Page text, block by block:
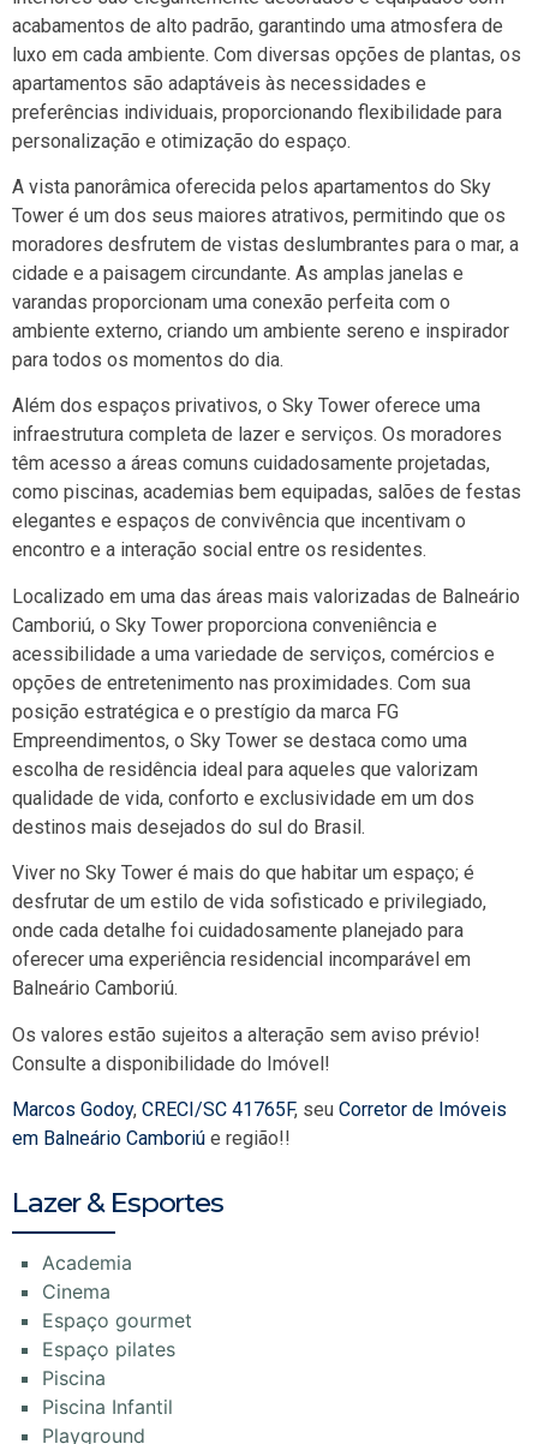
acabamentos de alto padrão, garantindo uma atmosfera de
luxo em cada ambiente. Com diversas opções de plantas, os
apartamentos são adaptáveis às necessidades e
preferências individuais, proporcionando flexibilidade para
personalização e otimização do espaço.
A vista panorâmica oferecida pelos apartamentos do Sky
Tower é um dos seus maiores atrativos, permitindo que os
moradores desfrutem de vistas deslumbrantes para o mar, a
cidade e a paisagem circundante. As amplas janelas e
varandas proporcionam uma conexão perfeita com o
ambiente externo, criando um ambiente sereno e inspirador
para todos os momentos do dia.
Além dos espaços privativos, o Sky Tower oferece uma
infraestrutura completa de lazer e serviços. Os moradores
têm acesso a áreas comuns cuidadosamente projetadas,
como piscinas, academias bem equipadas, salões de festas
elegantes e espaços de convivência que incentivam o
encontro e a interação social entre os residentes.
Localizado em uma das áreas mais valorizadas de Balneário
Camboriú, o Sky Tower proporciona conveniência e
acessibilidade a uma variedade de serviços, comércios e
opções de entretenimento nas proximidades. Com sua
posição estratégica e o prestígio da marca FG
Empreendimentos, o Sky Tower se destaca como uma
escolha de residência ideal para aqueles que valorizam
qualidade de vida, conforto e exclusividade em um dos
destinos mais desejados do sul do Brasil.
Viver no Sky Tower é mais do que habitar um espaço; é
desfrutar de um estilo de vida sofisticado e privilegiado,
onde cada detalhe foi cuidadosamente planejado para
oferecer uma experiência residencial incomparável em
Balneário Camboriú.
Os valores estão sujeitos a alteração sem aviso prévio!
Consulte a disponibilidade do Imóvel!
Marcos Godoy, CRECI/SC 41765F, seu Corretor de Imóveis
em Balneário Camboriú e região!!
Lazer & Esportes
Academia
Cinema
Espaço gourmet
Espaço pilates
Piscina
Piscina Infantil
Playground